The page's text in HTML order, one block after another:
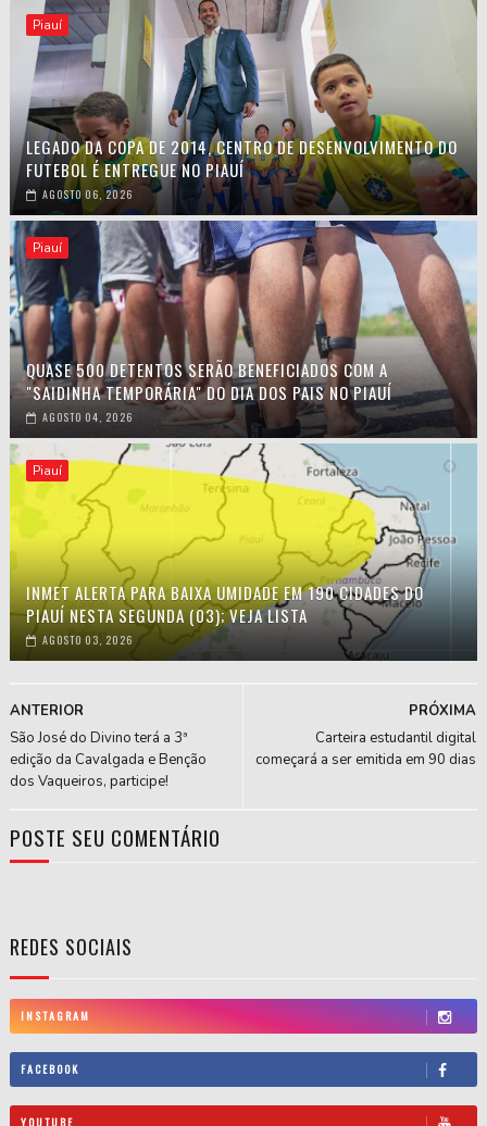
Piauí
LEGADO DA COPA DE 2014, CENTRO DE DESENVOLVIMENTO DO
FUTEBOL É ENTREGUE NO PIAUÍ
AGOSTO 06, 2026
Piauí
QUASE 500 DETENTOS SERÃO BENEFICIADOS COM A
"SAIDINHA TEMPORÁRIA" DO DIA DOS PAIS NO PIAUÍ
AGOSTO 04, 2026
Piauí
INMET ALERTA PARA BAIXA UMIDADE EM 190 CIDADES DO
PIAUÍ NESTA SEGUNDA (03); VEJA LISTA
AGOSTO 03, 2026
PRÓXIMA
Carteira estudantil digital
começará a ser emitida em 90 dias
ANTERIOR
São José do Divino terá a 3ª
edição da Cavalgada e Benção
dos Vaqueiros, participe!
POSTE SEU COMENTÁRIO
REDES SOCIAIS
INSTAGRAM
FACEBOOK
YOUTUBE